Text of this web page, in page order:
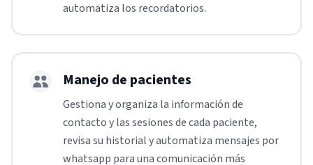
automatiza los recordatorios.
Manejo de pacientes
Gestiona y organiza la información de
contacto y las sesiones de cada paciente,
revisa su historial y automatiza mensajes por
whatsapp para una comunicación más